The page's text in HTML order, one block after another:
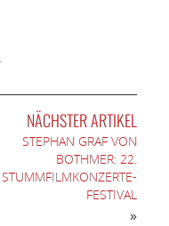
NÄCHSTER ARTIKEL
STEPHAN GRAF VON
BOTHMER: 22.
STUMMFILMKONZERTE-
FESTIVAL
»